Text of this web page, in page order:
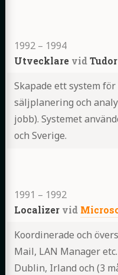
1992 – 1994
Utvecklare vid
Skapade ett system
säljplanering och
jobb). Systemet
och Sverige.
1991 – 1992
Localizer vid
Koordinerade och
Mail, LAN Manager
Dublin, Irland och (3